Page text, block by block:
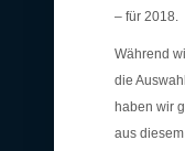
– für 2018.
Während
die
haben wir
aus